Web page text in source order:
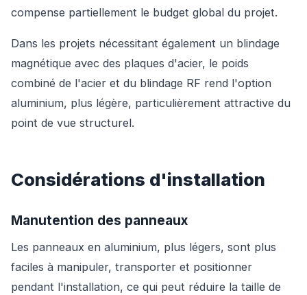
compense partiellement le budget global du projet.
Dans les projets nécessitant également un blindage
magnétique avec des plaques d'acier, le poids
combiné de l'acier et du blindage RF rend l'option
aluminium, plus légère, particulièrement attractive du
point de vue structurel.
Considérations d'installation
Manutention des panneaux
Les panneaux en aluminium, plus légers, sont plus
faciles à manipuler, transporter et positionner
pendant l'installation, ce qui peut réduire la taille de